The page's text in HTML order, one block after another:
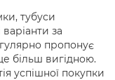
тубуси
за
пропонує
більш вигідною.
успішної покупки